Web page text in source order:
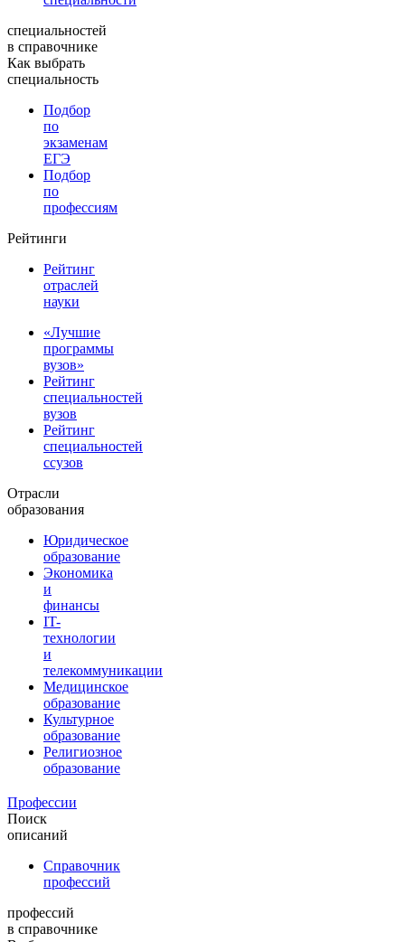
специальностей
в справочнике
Как выбрать
специальность
Подбор
по
экзаменам
ЕГЭ
Подбор
по
профессиям
Рейтинги
Рейтинг
отраслей
науки
«Лучшие
программы
вузов»
Рейтинг
специальностей
вузов
Рейтинг
специальностей
ссузов
Отрасли
образования
Юридическое
образование
Экономика
и
финансы
IT-
технологии
и
телекоммуникации
Медицинское
образование
Культурное
образование
Религиозное
образование
Профессии
Поиск
описаний
Справочник
профессий
профессий
в справочнике